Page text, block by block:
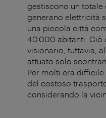
gestiscono un totale
generano elettricità
una piccola città
40.000 abitanti. Ciò
visionario, tuttavia,
attuato solo
Per molti era
del costoso
considerando la